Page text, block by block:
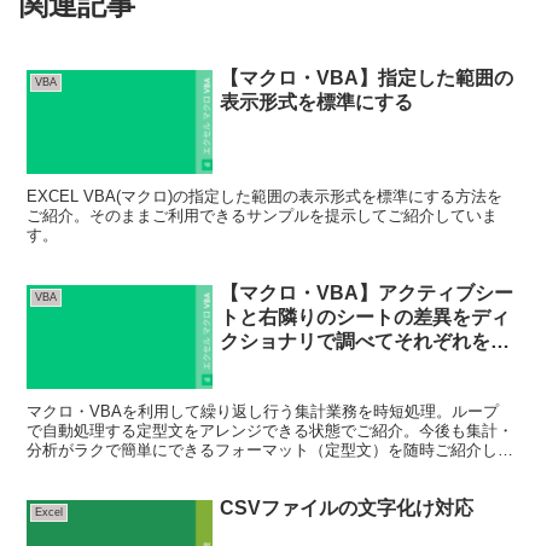
VBA
【マクロ・VBA】指定した範囲の
表示形式を標準にする
EXCEL VBA(マクロ)の指定した範囲の表示形式を標準にする方法を
ご紹介。そのままご利用できるサンプルを提示してご紹介していま
す。
VBA
【マクロ・VBA】アクティブシー
トと右隣りのシートの差異をディ
クショナリで調べてそれぞれを新
マクロ・VBAを利用して繰り返し行う集計業務を時短処理。ループ
で自動処理する定型文をアレンジできる状態でご紹介。今後も集計・
分析がラクで簡単にできるフォーマット（定型文）を随時ご紹介して
Excel CSVファイルの文字化け対応